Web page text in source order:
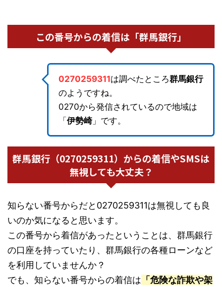
この番号からの着信は「群馬銀行」
0270259311は調べたところ群馬銀行
のようですね。
0270から発信されているので地域は
「 伊勢崎」です。
群馬銀行（0270259311）からの着信やSMSは
無視しても大丈夫？
知らない番号からだと0270259311は無視しても良
いのか気になると思います。
この番号から着信があったということは、群馬銀行
の口座を持っていたり、群馬銀行の各種ローンなど
を利用していませんか？
でも、知らない番号からの着信は 「危険な詐欺や架